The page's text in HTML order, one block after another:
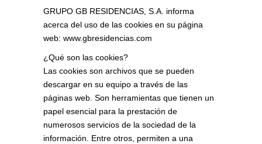
GRUPO GB RESIDENCIAS, S.A. informa
acerca del uso de las cookies en su página
web: www.gbresidencias.com
¿Qué son las cookies?
Las cookies son archivos que se pueden
descargar en su equipo a través de las
páginas web. Son herramientas que tienen un
papel esencial para la prestación de
numerosos servicios de la sociedad de la
información. Entre otros, permiten a una